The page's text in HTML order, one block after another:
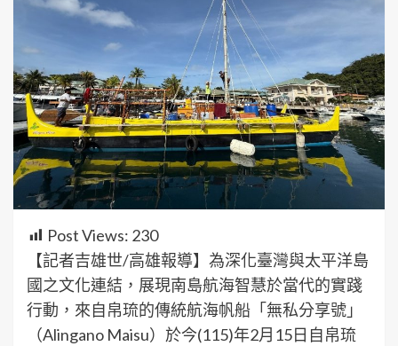
Post Views: 230
【記者吉雄世/高雄報導】為深化臺灣與太平洋島
國之文化連結，展現南島航海智慧於當代的實踐
行動，來自帛琉的傳統航海帆船「無私分享號」
（Alingano Maisu）於今(115)年2月15日自帛琉